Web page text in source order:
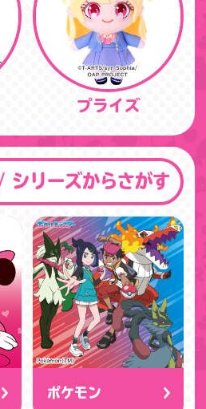
プライズ
シリーズからさがす
ポケモン